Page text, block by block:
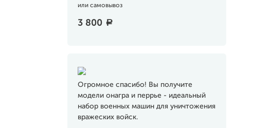
или самовывоз
3 800 a
Огромное спасибо! Вы получите
модели онагра и перрье - идеальный
набор военных машин для уничтожения
вражеских войск.